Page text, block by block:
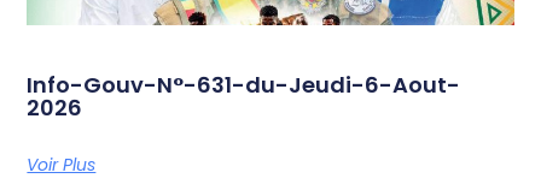
Info-Gouv-N°-631-du-Jeudi-6-Aout-
2026
Voir Plus